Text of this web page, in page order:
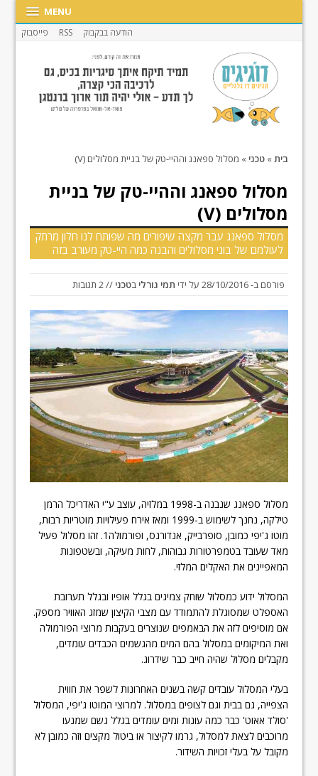
MENU
הודעה בבקבוק RSS פייסבוק
בית» טכני » מסלול ספאנג וההיי-טק של בניית מסלולים (V)
מסלול ספאנג וההיי-טק של בניית
מסלולים (V)
מסלול ספאנג עבר מקצה שיפורים מה שפותח לנו חלון מרתק
לעולמם של בוני מסלולים והבנה כמה היי-טק מעורב בזה
פורסם ב-28/10/2016 על ידי תמי גורלי בטכני // 2 תגובות
מסלול ספאנג שנבנה ב-1998 במלזיה, עוצב ע"י האדריכל הרמן
טילקה, נחנך לשימוש ב-1999 ומאז אירח פעילויות מוטריות רבות,
מוטו ג'יפי כמובן, סופרבייק, אנדורנס, ופורמולה1. זהו מסלול פעיל
מאד שעובד בטמפרטורות גבוהות, לחות מעיקה, ובשטפונות
המאפיינים את האקלים המלזי.
המסלול ידוע כמסלול שוחק צמיגים בגלל אופיו ובגלל תערובת
האספלט שמסוגלת להתמודד עם מצבי הקיצון שמזג האוויר מספק.
אם מוסיפים לזה את הבאמפים שנוצרים בעקבות מרוצי הפורמולה
ואת המיקומים במסלול בהם המים מהגשמים הכבדים עומדים,
מקבלים מסלול שהיה חייב כבר שידרוג.
בעלי המסלול עובדים קשה בשנים האחרונות לשפר את חווית
הצפייה, גם בבית וגם לצופים במסלול. למרוצי המוטו ג'יפי, המסלול
'סולד אאוט' כבר כמה עונות ומים עומדים בגלל גשם שמנעו
מרוכבים לצאת למסלול, גרמו לקיצור או ביטול מקצים וזה כמובן לא
מקובל על בעלי זכויות השידור.